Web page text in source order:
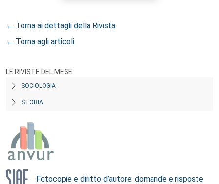
← Torna ai dettagli della Rivista
← Torna agli articoli
LE RIVISTE DEL MESE
SOCIOLOGIA
STORIA
Fotocopie e diritto d’autore: domande e risposte